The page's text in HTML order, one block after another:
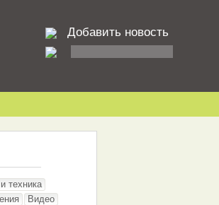
Добавить новость
техника
Видео